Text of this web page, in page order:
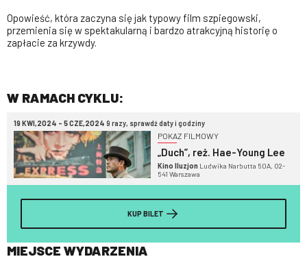
Opowieść, która zaczyna się jak typowy film szpiegowski,
przemienia się w spektakularną i bardzo atrakcyjną historię o
zapłacie za krzywdy.
W RAMACH CYKLU:
19 KWI,2024 - 5 CZE,2024 9 razy, sprawdź daty i godziny
POKAZ FILMOWY
„Duch”, reż. Hae-Young Lee
Kino Iluzjon Ludwika Narbutta 50A, 02-
541 Warszawa
KUP BILET
MIEJSCE WYDARZENIA